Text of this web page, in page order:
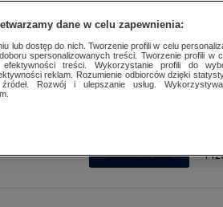
SUBSKRYBUJ
dane w celu zapewnienia:
lub dostęp do nich. Tworzenie profili w celu
spersonalizowanych treści. Tworzenie profili w
efektywności treści. Wykorzystanie profili do
reklam. Rozumienie odbiorców dzięki
Rozwój i ulepszanie usług.